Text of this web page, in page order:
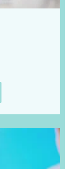
tuotteen
tuotteen